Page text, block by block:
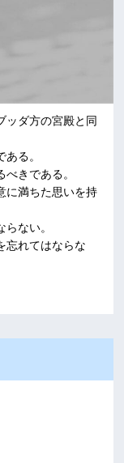
ッダ方の宮殿と同
る。
きである。
に満ちた思いを持
ない。
忘れてはならな